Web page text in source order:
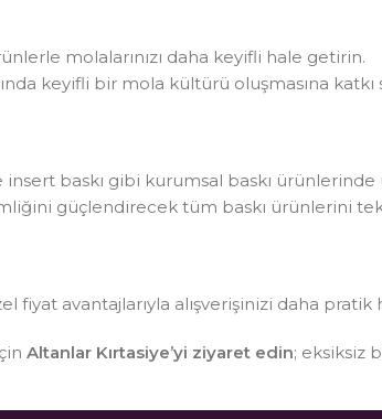
molalarınızı daha keyifli hale getirin.
keyifli bir mola kültürü oluşmasına katkı
baskı gibi kurumsal baskı
güçlendirecek tüm baskı ürünlerini
fiyat avantajlarıyla alışverişinizi daha
Altanlar Kırtasiye’yi ziyaret edin; eksiksiz